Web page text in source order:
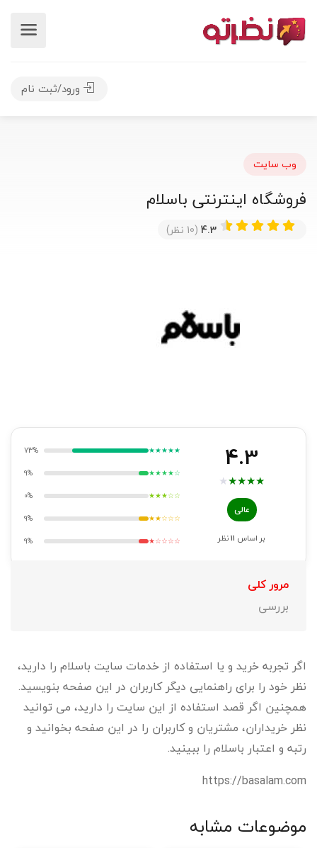
ورود/ثبت نام
وب سایت
فروشگاه اینترنتی باسلام
4.3 (10 نظر)
4.3
★
★
★
★
★
عالی
بر اساس 11نظر
★★★★★
73%
★★★★☆
9%
★★★☆☆
0%
★★☆☆☆
9%
★☆☆☆☆
9%
مرور کلی
بررسی
اگر تجربه خرید و یا استفاده از خدمات سایت باسلام را دارید،
نظر خود را برای راهنمایی دیگر کاربران در این صفحه بنویسید.
همچنین اگر قصد استفاده از این سایت را دارید، می توانید
نظر خریداران، مشتریان و کاربران را در این صفحه بخوانید و
رتبه و اعتبار باسلام را ببینید.
https://basalam.com
موضوعات مشابه